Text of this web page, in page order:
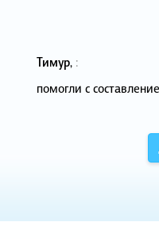
Тимур, :
помогли с